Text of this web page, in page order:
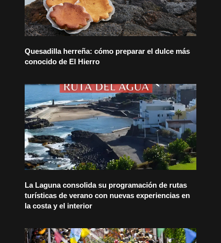
Quesadilla herreña: cómo preparar el dulce más
conocido de El Hierro
La Laguna consolida su programación de rutas
turísticas de verano con nuevas experiencias en
la costa y el interior